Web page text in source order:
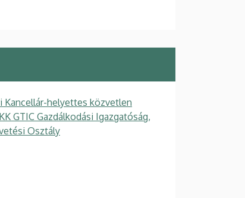
Kancellár-helyettes közvetlen
GTIC Gazdálkodási Igazgatóság,
Osztály